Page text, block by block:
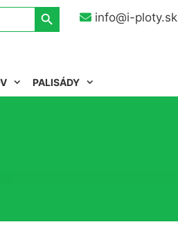
info@i-ploty.sk
Search Button
PALISÁDY